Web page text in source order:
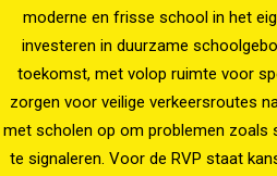
moderne en frisse school in het
investeren in duurzame
toekomst, met volop ruimte voor
zorgen voor veilige verkeersroutes
met scholen op om problemen zoals
te signaleren. Voor de RVP staat